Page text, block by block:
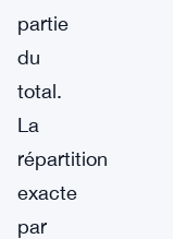
partie
du
total.
La
répartition
exacte
par